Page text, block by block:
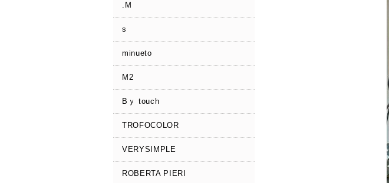
.M
s
minueto
M2
Bｙ touch
TROFOCOLOR
VERYSIMPLE
ROBERTA PIERI